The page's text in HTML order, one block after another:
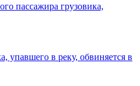
пассажира грузовика,
упавшего в реку, обвиняется в